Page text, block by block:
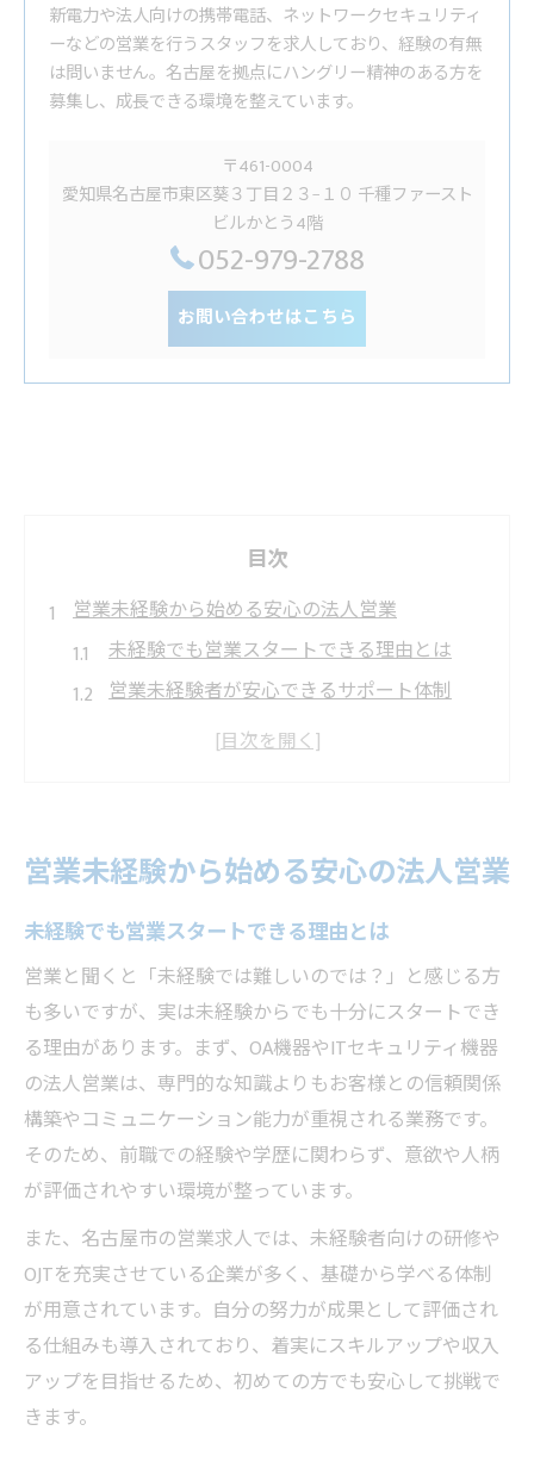
新電力や法人向けの携帯電話、ネットワークセキュリティ
ーなどの営業を行うスタッフを求人しており、経験の有無
は問いません。名古屋を拠点にハングリー精神のある方を
募集し、成長できる環境を整えています。
〒461-0004
愛知県名古屋市東区葵３丁目２３−１０ 千種ファースト
ビルかとう4階
052-979-2788
お問い合わせはこちら
目次
営業未経験から始める安心の法人営業
未経験でも営業スタートできる理由とは
営業未経験者が安心できるサポート体制
法人営業に必要な基礎知識を身につける方
名古屋営業求人の選び方と注意点
名古屋で法人営業に挑戦したい方必見
未経験歓迎の営業求人が多い理由を解説
営業で活躍できる名古屋の業界事情
名古屋の法人営業で身につく実践スキル
営業未経験者におすすめの応募ステップ
反響営業中心の働き方と安心ポイント
未経験者が営業で活躍するための秘訣
営業未経験者が強みを活かすコツとは
営業のやめとけ不安を乗り越える思考法
名古屋営業求人で求められる人物像とは
営業で成長できる環境の見極め方
法人営業の仕事に自信を持てる理由とは
営業未経験から始める安心の法人営業
未経験でも営業スタートできる理由とは
営業と聞くと「未経験では難しいのでは？」と感じる方
も多いですが、実は未経験からでも十分にスタートでき
る理由があります。まず、OA機器やITセキュリティ機器
の法人営業は、専門的な知識よりもお客様との信頼関係
構築やコミュニケーション能力が重視される業務です。
そのため、前職での経験や学歴に関わらず、意欲や人柄
が評価されやすい環境が整っています。
また、名古屋市の営業求人では、未経験者向けの研修や
OJTを充実させている企業が多く、基礎から学べる体制
が用意されています。自分の努力が成果として評価され
る仕組みも導入されており、着実にスキルアップや収入
アップを目指せるため、初めての方でも安心して挑戦で
きます。